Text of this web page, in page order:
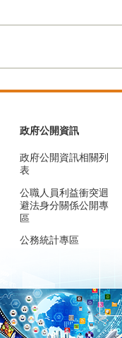
政府公開資訊
政府公開資訊相關列
表
公職人員利益衝突迴
避法身分關係公開專
區
公務統計專區